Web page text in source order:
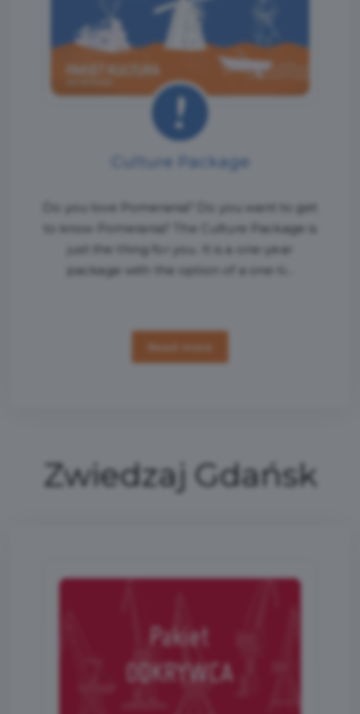
Culture Package
Do you love Pomerania? Do you want to get
to know Pomerania? The Culture Package is
just the thing for you. It is a one-year
package with the option of a one-ti...
Read more
Zwiedzaj Gdańsk